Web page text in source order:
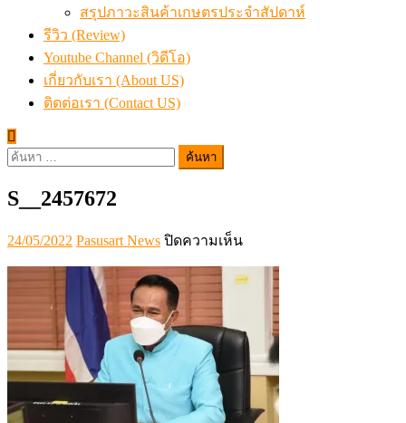
สรุปภาวะสินค้าเกษตรประจำสัปดาห์
รีวิว (Review)
Youtube Channel (วิดีโอ)
เกี่ยวกับเรา (About US)
ติดต่อเรา (Contact US)
ค้นหา
S__2457672
Posted
on
24/05/2022 Author
Pasusart News ปิดความเห็นบน